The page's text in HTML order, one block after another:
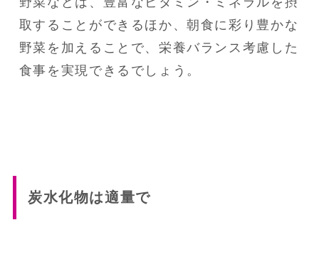
取することができるほか、朝食に彩り豊かな
野菜を加えることで、栄養バランス考慮した
食事を実現できるでしょう。
炭水化物は適量で